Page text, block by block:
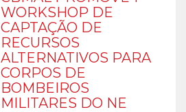
WORKSHOP DE
CAPTAÇÃO DE
RECURSOS
ALTERNATIVOS PARA
CORPOS DE
BOMBEIROS
MILITARES DO NE